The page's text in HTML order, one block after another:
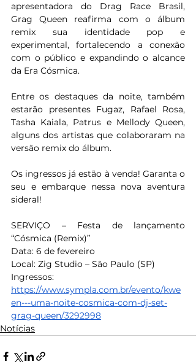
apresentadora do Drag Race Brasil,
Grag Queen reafirma com o álbum
remix sua identidade pop e
experimental, fortalecendo a conexão
com o público e expandindo o alcance
da Era Cósmica.
Entre os destaques da noite, também
estarão presentes Fugaz, Rafael Rosa,
Tasha Kaiala, Patrus e Mellody Queen,
alguns dos artistas que colaboraram na
versão remix do álbum.
Os ingressos já estão à venda! Garanta o
seu e embarque nessa nova aventura
sideral!
SERVIÇO – Festa de lançamento
“Cósmica (Remix)”
Data: 6 de fevereiro
Local: Zig Studio – São Paulo (SP)
https://www.sympla.com.br/evento/kwe
en---uma-noite-cosmica-com-dj-set-
grag-queen/3292998
Notícias